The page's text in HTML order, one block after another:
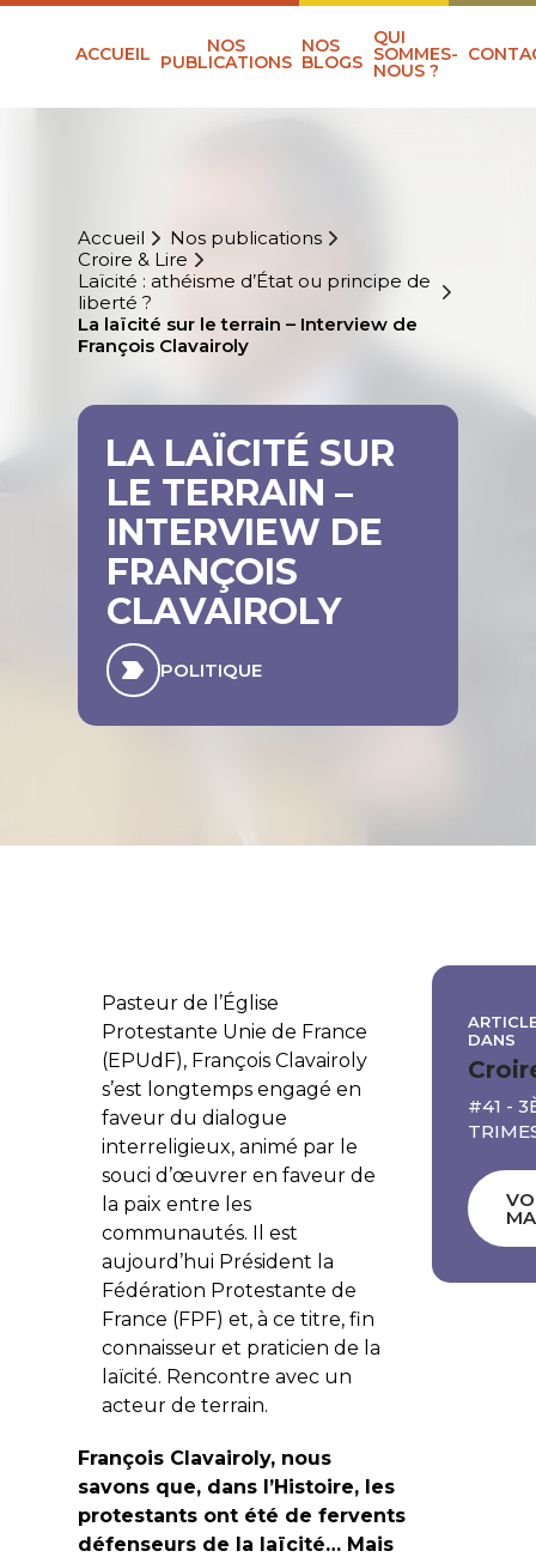
ACCUEIL NOS
PUBLICATIONS
NOS
BLOGS
QUI
SOMMES-
NOUS ?
Accueil
Nos publications
Croire & Lire
Laïcité : athéisme d’État ou principe de
liberté ?
La laïcité sur le terrain – Interview de
François Clavairoly
LA LAÏCITÉ SUR
LE TERRAIN –
INTERVIEW DE
FRANÇOIS
CLAVAIROLY
POLITIQUE
Pasteur de l’Église
Protestante Unie de France
(EPUdF), François Clavairoly
s’est longtemps engagé en
faveur du dialogue
interreligieux, animé par le
souci d’œuvrer en faveur de
la paix entre les
communautés. Il est
aujourd’hui Président la
Fédération Protestante de
France (FPF) et, à ce titre, fin
connaisseur et praticien de la
laïcité. Rencontre avec un
acteur de terrain.
François Clavairoly, nous
savons que, dans l’Histoire, les
protestants ont été de fervents
défenseurs de la laïcité… Mais
DANS
#41 -